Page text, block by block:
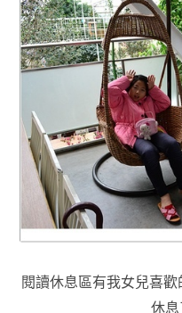
閱讀休息區有我女兒喜
休